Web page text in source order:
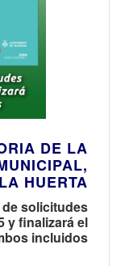
DE LA
HUERTA
solicitudes
y finalizará el
incluidos